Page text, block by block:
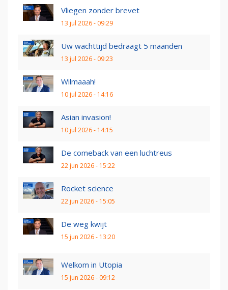
Vliegen zonder brevet
13 jul 2026 - 09:29
Uw wachttijd bedraagt 5 maanden
13 jul 2026 - 09:23
Wilmaaah!
10 jul 2026 - 14:16
Asian invasion!
10 jul 2026 - 14:15
De comeback van een luchtreus
22 jun 2026 - 15:22
Rocket science
22 jun 2026 - 15:05
De weg kwijt
15 jun 2026 - 13:20
Welkom in Utopia
15 jun 2026 - 09:12